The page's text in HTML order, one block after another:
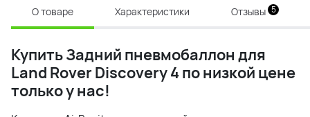
О товаре Характеристики Отзывы 5
КупитьЗадний пневмобаллон для
Land Rover Discovery 4 по низкой цене
только у нас!